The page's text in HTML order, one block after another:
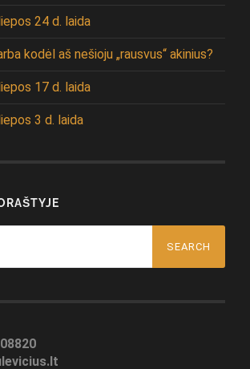
24 d. laida
kodėl aš nešioju „rausvus“ akinius?
17 d. laida
3 d. laida